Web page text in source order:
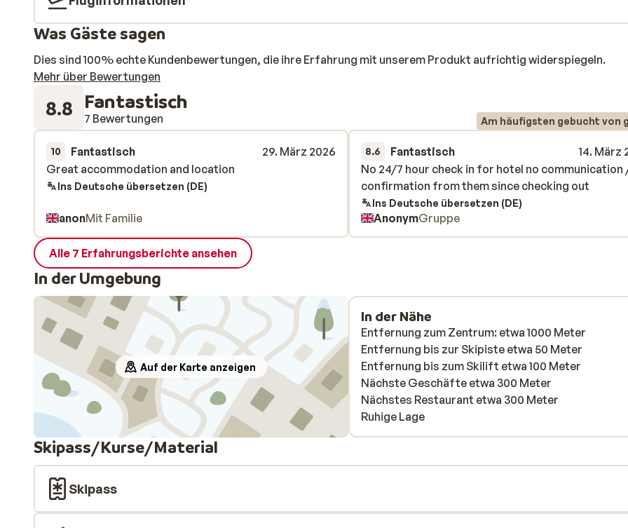
Was Gäste sagen
Dies sind 100% echte Kundenbewertungen, die ihre Erfahrung mit unserem Produkt aufrichtig widerspiegeln.
Mehr über Bewertungen
8.8 Fantastisch
7 Bewertungen Am häufigsten gebucht von
10 Fantastisch
29. März 2026
Great accommodation and location
Great accommodation and location
Ins Deutsche übersetzen (DE)
anonMit Familie
8.6 Fantastisch
14. März
No 24/7 hour check in for hotel no communication
confirmation from them since checking out
No 24/7 hour check in for hotel no communication
confirmation from them since checking out
Ins Deutsche übersetzen (DE)
AnonymGruppe
Alle 7 Erfahrungsberichte ansehen
In der Umgebung
Auf der Karte anzeigen
In der Nähe
Entfernung zum Zentrum: etwa 1000 Meter
Entfernung bis zur Skipiste etwa 50 Meter
Entfernung bis zum Skilift etwa 100 Meter
Nächste Geschäfte etwa 300 Meter
Nächstes Restaurant etwa 300 Meter
Ruhige Lage
Skipass/Kurse/Material
Skipass